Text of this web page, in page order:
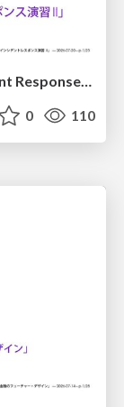
インシデントレスポンス演習II / Incident Response Exercise II
0 110